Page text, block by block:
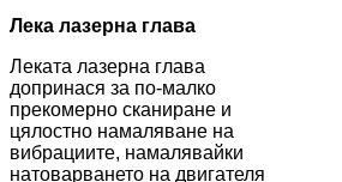
Лека лазерна глава
Леката лазерна глава
допринася за по-малко
прекомерно сканиране и
цялостно намаляване на
вибрациите, намалявайки
натоварването на двигателя